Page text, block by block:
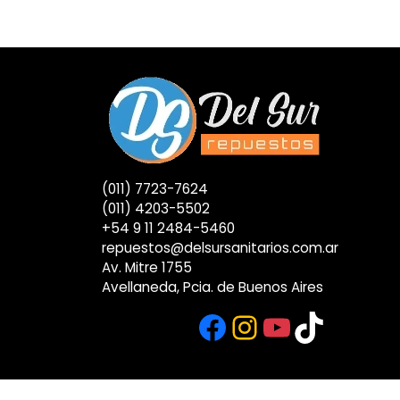
(011) 7723-7624
(011) 4203-5502
+54 9 11 2484-5460
repuestos@delsursanitarios.com.ar
Av. Mitre 1755
Avellaneda, Pcia. de Buenos Aires
Facebook
Instagram
TikTok